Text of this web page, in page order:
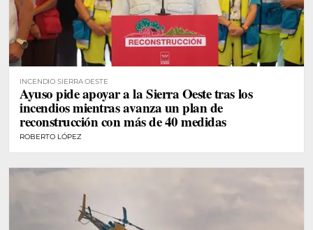
INCENDIO SIERRA OESTE
Ayuso pide apoyar a la Sierra Oeste tras los
incendios mientras avanza un plan de
reconstrucción con más de 40 medidas
ROBERTO LÓPEZ